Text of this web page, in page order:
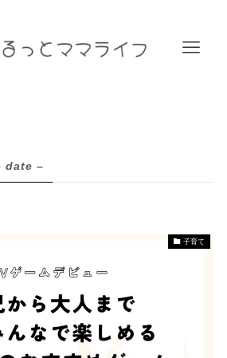
date –
子育て